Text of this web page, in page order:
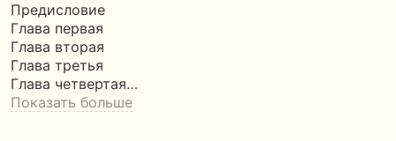
Предисловие
Глава первая
Глава вторая
Глава третья
Глава четвертая…
Показать больше